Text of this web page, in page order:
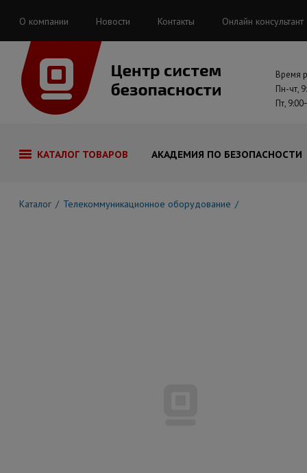
О компании Новости Контакты Онлайн консультант
Время
Пн-чт,
Пт,
КАТАЛОГ ТОВАРОВ АКАДЕМИЯ ПО БЕЗОПАСНОСТИ
Каталог Телекоммуникационное оборудование